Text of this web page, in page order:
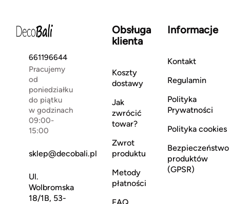
661196644
Pracujemy
od
poniedziałku
do piątku
w godzinach
09:00-
15:00
sklep@decobali.pl
Ul.
Wolbromska
18/1B, 53-
Obsługa
klienta
Koszty
dostawy
Jak
zwrócić
towar?
Zwrot
produktu
Metody
płatności
Informacje
Kontakt
Regulamin
Polityka
Prywatności
Polityka cookies
Bezpieczeństwo
produktów
(GPSR)